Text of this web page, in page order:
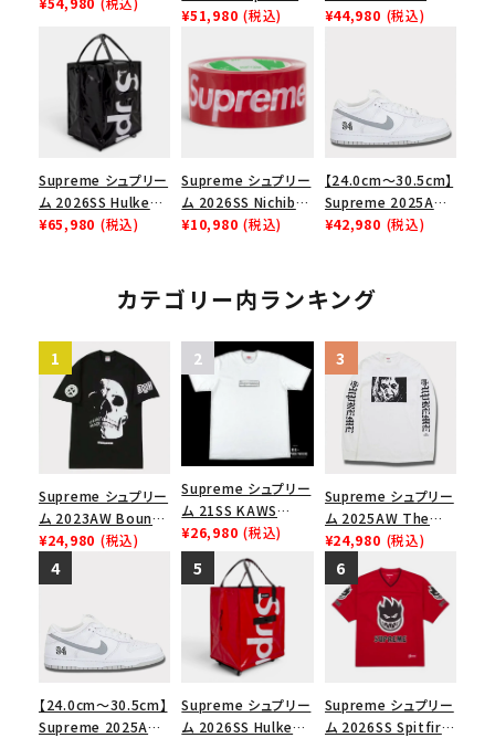
GOODENOUGH
Low AF1 シュプリー
ムグッドイナフ ナイキ
エアフォース１スニー
カー シューズ ホワイ
¥51,980 (税込)
Maison Margiela
ワイト 白
¥44,980 (税込)
Supreme シュプリー
ム 2026SS Hulken
Rolling Tote
¥65,980 (税込)
Supreme シュプリー
ム 2026SS Nichiban
Packing Tape ニ
¥10,980 (税込)
【24.0cm～30.5cm】
Supreme 2025AW
Nike SB Dunk Low
ト
¥42,980 (税込)
カテゴリー内ランキング
Supreme シュプリー
ム 2023AW Bounty
Hunter Skulls Tee
バウンティハンタース
カルズTシャツ ブラッ
¥24,980 (税込)
Supreme シュプリー
ム 21SS KAWS
Chalk Logo Tee カ
ウズチョークロゴTシ
ャツ ホワイト
¥26,980 (税込)
Supreme シュプリー
ム 2025AW The
Exorcist Mother
L/S Tee エクソシス
ト マザー ロングスリ
ーブTシャツ ホワイ
¥24,980 (税込)
【24.0cm～30.5cm】
Supreme 2025AW
Supreme シュプリー
ム 2026SS Hulken
Supreme シュプリー
ム 2026SS Spitfire